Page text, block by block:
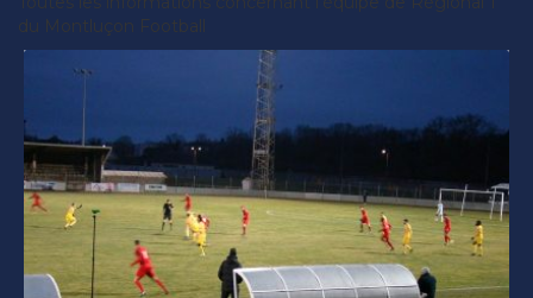
du Montluçon Football